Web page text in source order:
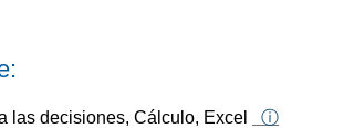
las decisiones, Cálculo, Excel ⓘ